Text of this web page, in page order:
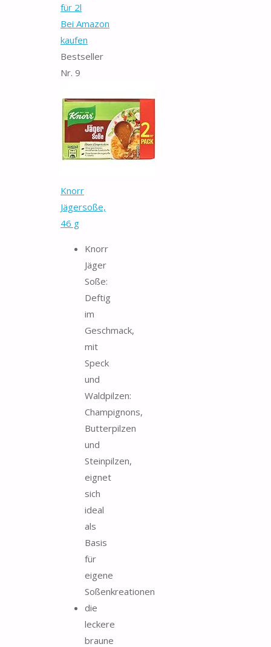
für 2l
Bei Amazon
kaufen
Bestseller
Nr. 9
Knorr
Jägersoße,
46 g
Knorr
Jäger
Soße:
Deftig
im
Geschmack,
mit
Speck
und
Waldpilzen:
Champignons,
Butterpilzen
und
Steinpilzen,
eignet
sich
ideal
als
Basis
für
eigene
Soßenkreationen
die
leckere
braune